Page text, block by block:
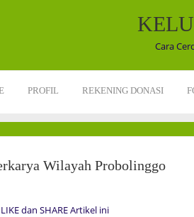
Cara
PROFIL REKENING DONASI
Wilayah Probolinggo
dan SHARE Artikel ini